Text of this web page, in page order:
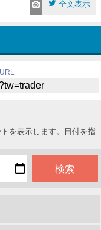
全文表示
を表示します。日付を指